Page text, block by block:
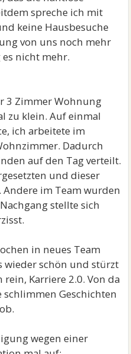
spreche ich mit
keine Hausbesuche
von uns noch mehr
nicht mehr.
3 Zimmer Wohnung
zu klein. Auf einmal
ich arbeitete im
Dadurch
auf den Tag verteilt.
und dieser
Andere im Team wurden
stellte sich
in neues Team
wieder schön und stürzt
Karriere 2.0. Von da
Geschichten
wegen einer